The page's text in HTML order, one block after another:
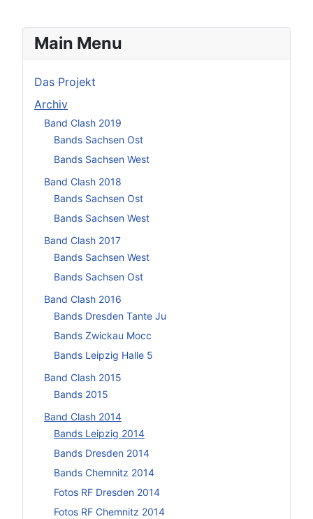
Main Menu
Das Projekt
Archiv
Band Clash 2019
Bands Sachsen Ost
Bands Sachsen West
Band Clash 2018
Bands Sachsen Ost
Bands Sachsen West
Band Clash 2017
Bands Sachsen West
Bands Sachsen Ost
Band Clash 2016
Bands Dresden Tante Ju
Bands Zwickau Mocc
Bands Leipzig Halle 5
Band Clash 2015
Bands 2015
Band Clash 2014
Bands Leipzig 2014
Bands Dresden 2014
Bands Chemnitz 2014
Fotos RF Dresden 2014
Fotos RF Chemnitz 2014